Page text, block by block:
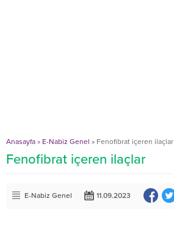
Anasayfa » E-Nabiz Genel » Fenofibrat içeren ilaçlar
Fenofibrat içeren ilaçlar
E-Nabiz Genel 11.09.2023